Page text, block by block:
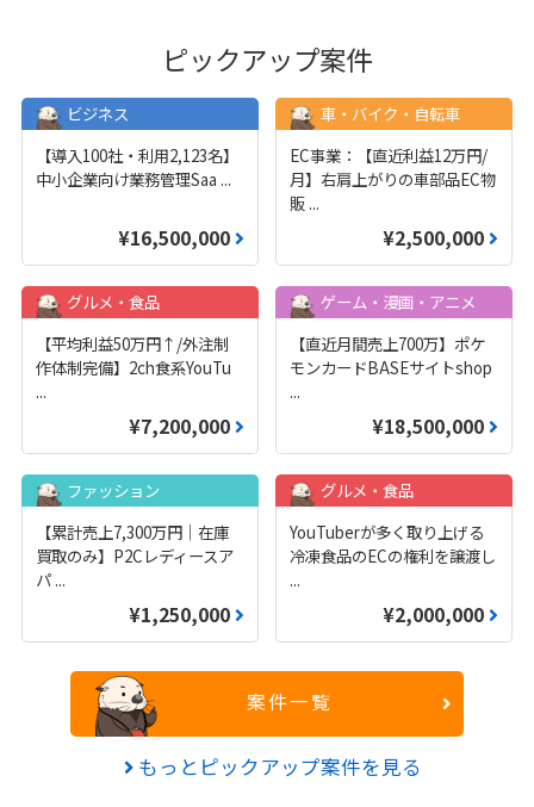
ピックアップ案件
ビジネス
【導入100社・利用2,123名】
中小企業向け業務管理Saa ...
¥16,500,000
車・バイク・自転車
EC事業：【直近利益12万円/
月】右肩上がりの車部品EC物
販 ...
¥2,500,000
グルメ・食品
【平均利益50万円↑/外注制
作体制完備】2ch食系YouTu
...
¥7,200,000
ゲーム・漫画・アニメ
【直近月間売上700万】ポケ
モンカードBASEサイトshop
...
¥18,500,000
ファッション
【累計売上7,300万円｜在庫
買取のみ】P2Cレディースア
パ ...
¥1,250,000
グルメ・食品
YouTuberが多く取り上げる
冷凍食品のECの権利を譲渡し
...
¥2,000,000
案件一覧
もっとピックアップ案件を見る